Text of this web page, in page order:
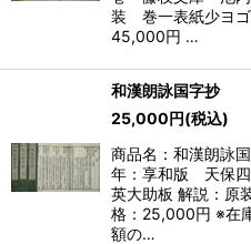
装 巻一表紙少ヨゴ
45,000円 …
和漢朗詠国字抄
25,000円(税込)
商品名：和漢朗詠
年：享和版 天保四
英大助板 解説：
格：25,000円 ※在
額の…